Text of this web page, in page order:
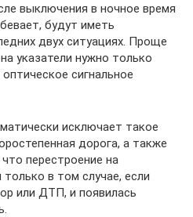
выключения в ночное время
будут иметь
двух ситуациях. Проще
указатели нужно только
сигнальное
исключает такое
дорога, а также
перестроение на
в том случае, если
или ДТП, и появилась